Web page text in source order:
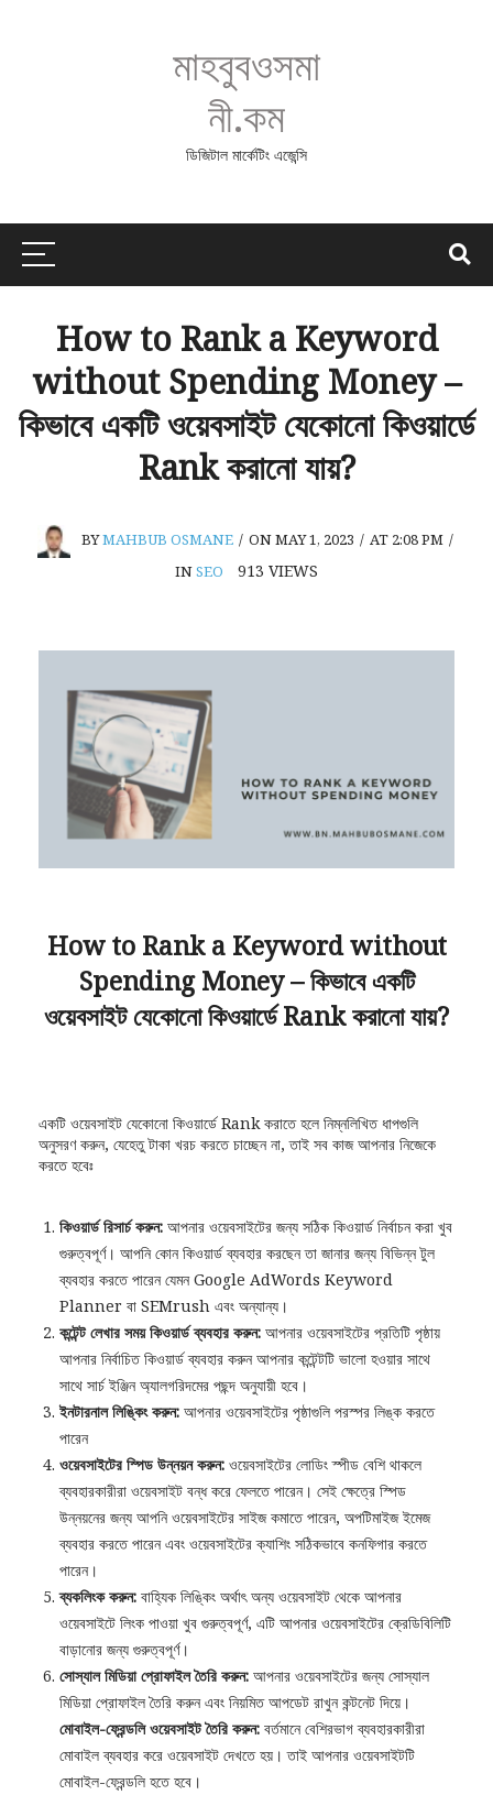
মাহবুবওসমা
নী.কম
ডিজিটাল মার্কেটিং এজেন্সি
How to Rank a Keyword
without Spending Money –
কিভাবে একটি ওয়েবসাইট যেকোনো কিওয়ার্ডে
Rank করানো যায়?
BYMAHBUB OSMANE / ON MAY 1, 2023 / AT 2:08 PM /
INSEO 913 VIEWS
How to Rank a Keyword without
Spending Money – কিভাবে একটি
ওয়েবসাইট যেকোনো কিওয়ার্ডে Rank করানো যায়?
একটি ওয়েবসাইট যেকোনো কিওয়ার্ডে Rank করাতে হলে নিম্নলিখিত ধাপগুলি
অনুসরণ করুন, যেহেতু টাকা খরচ করতে চাচ্ছেন না, তাই সব কাজ আপনার নিজেকে
করতে হবেঃ
কিওয়ার্ড রিসার্চ করুন:আপনার ওয়েবসাইটের জন্য সঠিক কিওয়ার্ড নির্বাচন করা খুব
গুরুত্বপূর্ণ। আপনি কোন কিওয়ার্ড ব্যবহার করছেন তা জানার জন্য বিভিন্ন টুল
ব্যবহার করতে পারেন যেমন Google AdWords Keyword
Planner বা SEMrush এবং অন্যান্য।
কন্টেন্ট লেখার সময় কিওয়ার্ড ব্যবহার করুন:আপনার ওয়েবসাইটের প্রতিটি পৃষ্ঠায়
আপনার নির্বাচিত কিওয়ার্ড ব্যবহার করুন আপনার কন্টেন্টটি ভালো হওয়ার সাথে
সাথে সার্চ ইঞ্জিন অ্যালগরিদমের পছন্দ অনুযায়ী হবে।
ইনটারনাল লিঙ্কিং করুন:আপনার ওয়েবসাইটের পৃষ্ঠাগুলি পরস্পর লিঙ্ক করতে
পারেন
ওয়েবসাইটের স্পিড উন্নয়ন করুন:ওয়েবসাইটের লোডিং স্পীড বেশি থাকলে
ব্যবহারকারীরা ওয়েবসাইট বন্ধ করে ফেলতে পারেন। সেই ক্ষেত্রে স্পিড
উন্নয়নের জন্য আপনি ওয়েবসাইটের সাইজ কমাতে পারেন, অপটিমাইজ ইমেজ
ব্যবহার করতে পারেন এবং ওয়েবসাইটের ক্যাশিং সঠিকভাবে কনফিগার করতে
পারেন।
ব্যকলিংক করুন:বাহ্যিক লিঙ্কিং অর্থাৎ অন্য ওয়েবসাইট থেকে আপনার
ওয়েবসাইটে লিংক পাওয়া খুব গুরুত্বপূর্ণ, এটি আপনার ওয়েবসাইটের ক্রেডিবিলিটি
বাড়ানোর জন্য গুরুত্বপূর্ণ।
সোস্যাল মিডিয়া প্রোফাইল তৈরি করুন:আপনার ওয়েবসাইটের জন্য সোস্যাল
মিডিয়া প্রোফাইল তৈরি করুন এবং নিয়মিত আপডেট রাখুন কন্টনেট দিয়ে।
মোবাইল-ফ্রেন্ডলি ওয়েবসাইট তৈরি করুন:বর্তমানে বেশিরভাগ ব্যবহারকারীরা
মোবাইল ব্যবহার করে ওয়েবসাইট দেখতে হয়। তাই আপনার ওয়েবসাইটটি
মোবাইল-ফ্রেন্ডলি হতে হবে।